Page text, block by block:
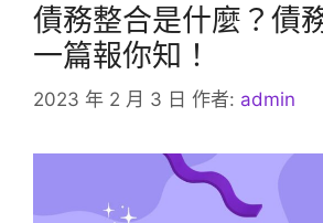
債務整合是什麼？債
一篇報你知！
2023 年 2 月 3 日 作者: admin